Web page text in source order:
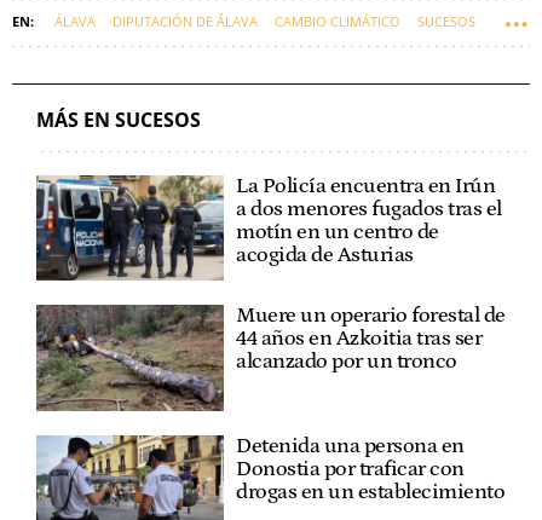
ÁLAVA DIPUTACIÓN DE ÁLAVA CAMBIO CLIMÁTICO SUCESOS
MÁS EN SUCESOS
La Policía encuentra en Irún
a dos menores fugados tras el
motín en un centro de
acogida de Asturias
Muere un operario forestal de
44 años en Azkoitia tras ser
alcanzado por un tronco
Detenida una persona en
Donostia por traficar con
drogas en un establecimiento